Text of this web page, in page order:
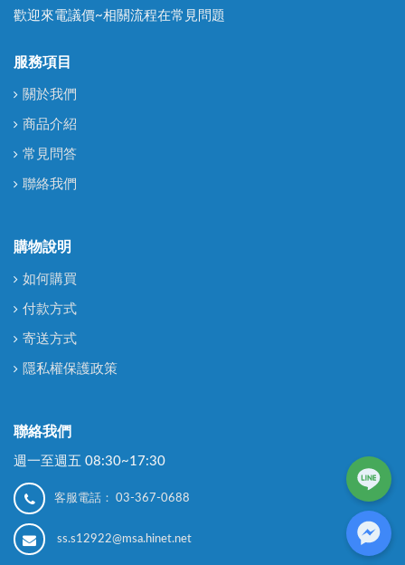
歡迎來電議價~相關流程在常見問題
服務項目
關於我們
商品介紹
常見問答
聯絡我們
購物說明
如何購買
付款方式
寄送方式
隱私權保護政策
聯絡我們
週一至週五 08:30~17:30
客服電話： 03-367-0688
ss.s12922@msa.hinet.net